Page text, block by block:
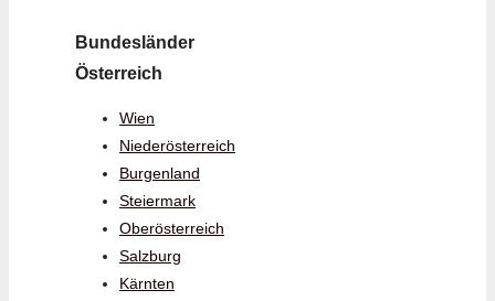
Bundesländer
Österreich
Wien
Niederösterreich
Burgenland
Steiermark
Oberösterreich
Salzburg
Kärnten